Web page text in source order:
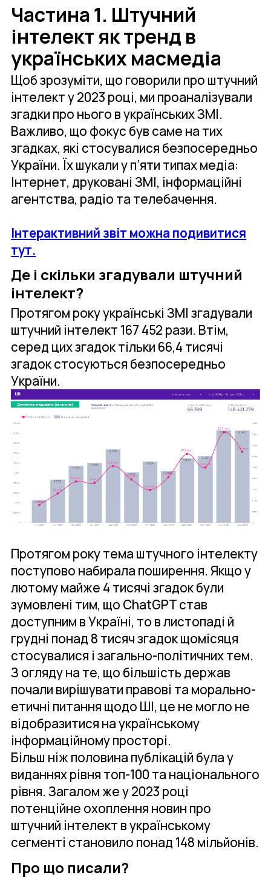
Частина 1. Штучний
інтелект як тренд в
українських масмедіа
Щоб зрозуміти, що говорили про штучний
інтелект у 2023 році, ми проаналізували
згадки про нього в українських ЗМІ.
Важливо, що фокус був саме на тих
згадках, які стосувалися безпосередньо
України. Їх шукали у п’яти типах медіа:
Інтернет, друковані ЗМІ, інформаційні
агентства, радіо та телебачення.
Інтерактивний звіт можна подивитися
тут.
Де і скільки згадували штучний
інтелект?
Протягом року українські ЗМІ згадували
штучний інтелект 167 452​ рази. Втім,
серед цих згадок тільки 66,4 тисячі
згадок стосуються безпосередньо
України.
Протягом року тема штучного інтелекту
поступово набирала поширення. Якщо у
лютому майже 4 тисячі згадок були
зумовлені тим, що ChatGPT став
доступним в Україні, то в листопаді й
грудні понад 8 тисяч згадок щомісяця
стосувалися і загально-політичних тем.
З огляду на те, що більшість держав
почали вирішувати правові та морально-
етичні питання щодо ШІ, це не могло не
відобразитися на українському
інформаційному просторі.
Більш ніж половина публікацій була у
виданнях рівня топ-100 та національного
рівня. Загалом же у 2023 році
потенційне охоплення новин про
штучний інтелект в українському
сегменті становило понад 148 мільйонів.
Про що писали?